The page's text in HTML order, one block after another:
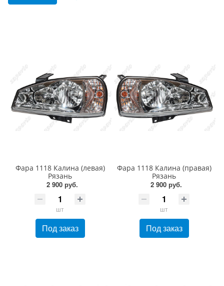
Фара 1118 Калина (левая)
Рязань
2 900 руб.
шт
Под заказ
Фара 1118 Калина (правая)
Рязань
2 900 руб.
шт
Под заказ